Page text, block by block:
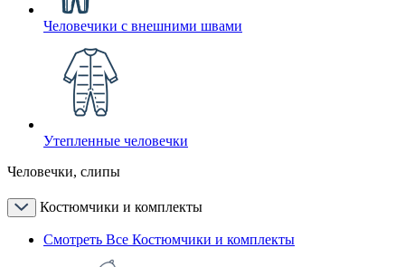
Человечики с внешними швами
Утепленные человечки
Человечки, слипы
Костюмчики и комплекты
Смотреть Все Костюмчики и комплекты